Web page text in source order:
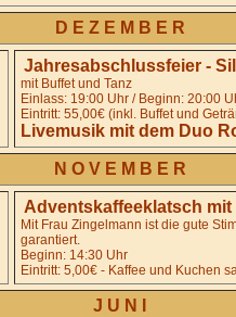
D E Z E M B E R
Jahresabschlussfeier -
mit Buffet und Tanz
Einlass: 19:00 Uhr / Beginn: 20:00
Eintritt: 55,00€ (inkl. Buffet und
Livemusik mit dem Duo
N O V E M B E R
Adventskaffeeklatsch
Mit Frau Zingelmann ist die gute
garantiert.
Beginn: 14:30 Uhr
Eintritt: 5,00€ - Kaffee und Kuchen
J U N I